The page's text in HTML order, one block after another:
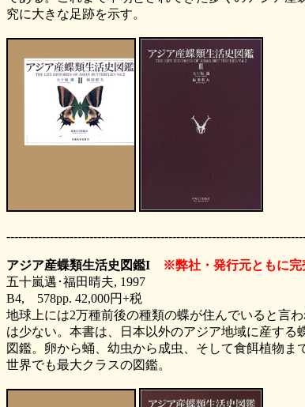
究に大きな足跡を示す。
アジア産蝶類生活史図鑑I
※弊社・発行元ともに完
五十嵐邁･福田晴夫, 1997
B4, 578pp. 42,000円+税
地球上には2万種前後の種類の蝶が住んでいると言
は少ない。本書は、日本以外のアジア地域に産する
図鑑。卵から蛹、幼虫から成虫、そして食餌植物
世界でも最大クラスの図鑑。